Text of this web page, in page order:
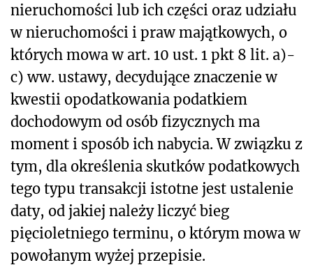
nieruchomości lub ich części oraz udziału
w nieruchomości i praw majątkowych, o
których mowa w art. 10 ust. 1 pkt 8 lit. a)-
c) ww. ustawy, decydujące znaczenie w
kwestii opodatkowania podatkiem
dochodowym od osób fizycznych ma
moment i sposób ich nabycia. W związku z
tym, dla określenia skutków podatkowych
tego typu transakcji istotne jest ustalenie
daty, od jakiej należy liczyć bieg
pięcioletniego terminu, o którym mowa w
powołanym wyżej przepisie.